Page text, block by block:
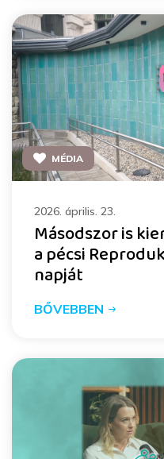
MÉDIA
2026. április. 23.
Másodszor is
a pécsi
napját
BŐVEBBEN